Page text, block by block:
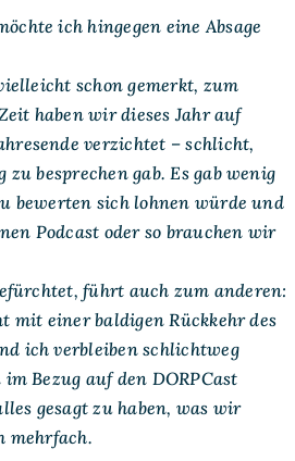
ich hingegen eine Absage
schon gemerkt, zum
haben wir dieses Jahr auf
verzichtet – schlicht,
besprechen gab. Es gab wenig
bewerten sich lohnen würde und
Podcast oder so brauchen wir
führt auch zum anderen:
mit einer baldigen Rückkehr des
ich verbleiben schlichtweg
Bezug auf den DORPCast
gesagt zu haben, was wir
mehrfach.